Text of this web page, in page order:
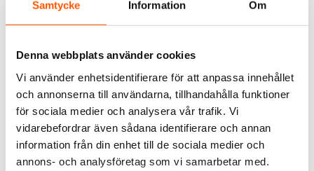
Samtycke Information Om
Denna webbplats använder cookies
Vi använder enhetsidentifierare för att anpassa innehållet
och annonserna till användarna, tillhandahålla funktioner
för sociala medier och analysera vår trafik. Vi
vidarebefordrar även sådana identifierare och annan
information från din enhet till de sociala medier och
annons- och analysföretag som vi samarbetar med.
PM Flex AP Klammer
från129,00 kr
JR Klammer
från 145,00 kr